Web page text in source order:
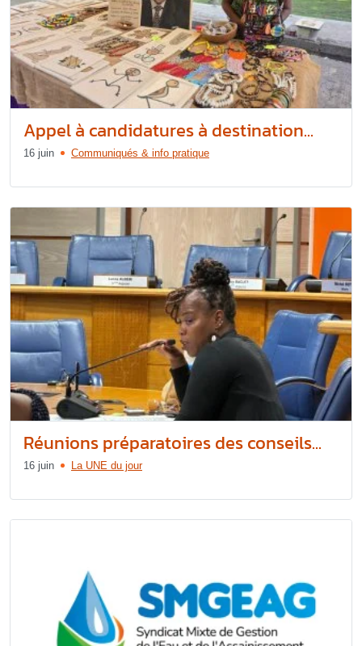
Appel à candidatures à destination...
16 juin Communiqués & info pratique
Réunions préparatoires des conseils...
16 juin La UNE du jour